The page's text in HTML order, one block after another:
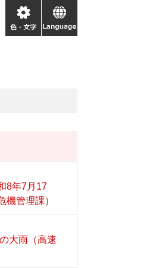
色・
文
language
8年7月17
機管理課）
大雨（高速